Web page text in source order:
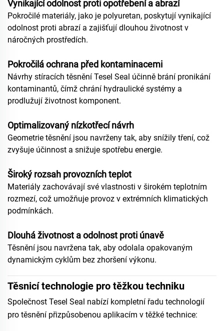
Vynikající odolnost proti opotřebení a abrazí
Pokročilé materiály, jako je polyuretan, poskytují vynikající
odolnost proti abrazí a zajišťují dlouhou životnost v
náročných prostředích.
Pokročilá ochrana před kontaminacemi
Návrhy stíracích těsnění Tesel Seal účinně brání pronikání
kontaminantů, čímž chrání hydraulické systémy a
prodlužují životnost komponent.
Optimalizovaný nízkotřecí návrh
Geometrie těsnění jsou navrženy tak, aby snížily tření, což
zvyšuje účinnost a snižuje spotřebu energie.
Široký rozsah provozních teplot
Materiály zachovávají své vlastnosti v širokém teplotním
rozmezí, což umožňuje provoz v extrémních klimatických
podmínkách.
Dlouhá životnost a odolnost proti únavě
Těsnění jsou navržena tak, aby odolala opakovaným
dynamickým cyklům bez zhoršení výkonu.
Těsnicí technologie pro těžkou techniku
Společnost Tesel Seal nabízí kompletní řadu technologií
pro těsnění přizpůsobenou aplikacím v těžké technice: